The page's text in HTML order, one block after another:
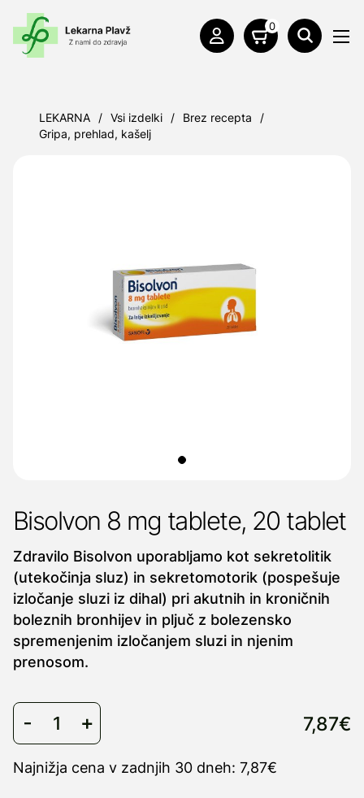
0
LEKARNA / Vsi izdelki / Brez recepta
/
Gripa, prehlad, kašelj
Bisolvon 8 mg tablete, 20 tablet
Zdravilo Bisolvon uporabljamo kot sekretolitik
(utekočinja sluz) in sekretomotorik (pospešuje
izločanje sluzi iz dihal) pri akutnih in kroničnih
boleznih bronhijev in pljuč z bolezensko
spremenjenim izločanjem sluzi in njenim
prenosom.
7,87€
Najnižja cena v zadnjih 30 dneh: 7,87€